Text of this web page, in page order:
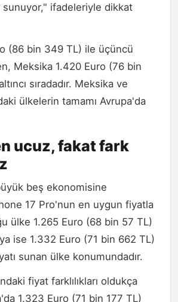
sunuyor," ifadeleriyle dikkat
(86 bin 349 TL) ile üçüncü
Meksika 1.420 Euro (76 bin
sıradadır. Meksika ve
ülkelerin tamamı Avrupa'da
ucuz, fakat fark
beş ekonomisine
17 Pro'nun en uygun fiyatla
ülke 1.265 Euro (68 bin 57 TL)
ise 1.332 Euro (71 bin 662 TL)
sunan ülke konumundadır.
fiyat farklılıkları oldukça
1.323 Euro (71 bin 177 TL)